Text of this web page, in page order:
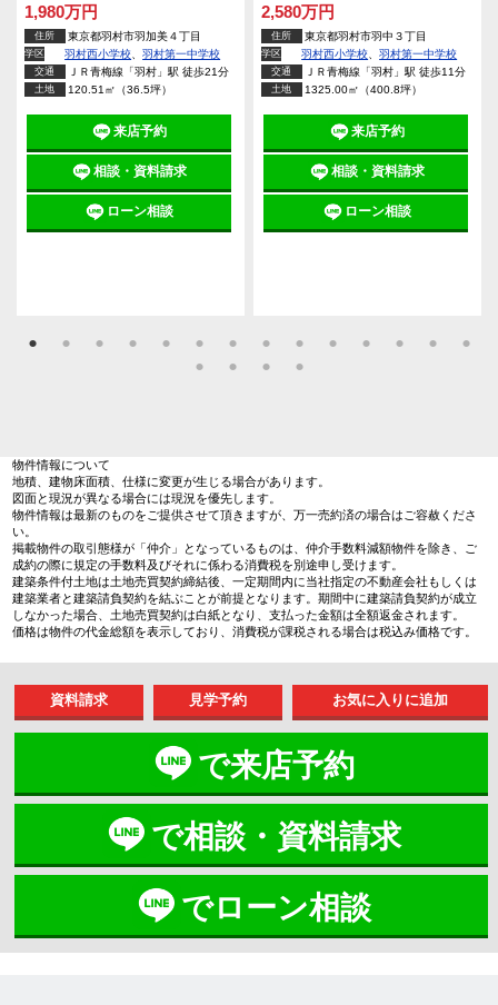
1,980万円
住所 東京都羽村市羽加美４丁目
学区 羽村西小学校 、羽村第一中学校
交通 ＪＲ青梅線「羽村」駅 徒歩21分
土地 120.51㎡（36.5坪）
来店予約
相談・資料請求
ローン相談
2,580万円
住所 東京都羽村市羽中３丁目
学区 羽村西小学校 、羽村第一中学校
交通 ＪＲ青梅線「羽村」駅 徒歩11分
土地 1325.00㎡（400.8坪）
来店予約
相談・資料請求
ローン相談
物件情報について
地積、建物床面積、仕様に変更が生じる場合があります。
図面と現況が異なる場合には現況を優先します。
物件情報は最新のものをご提供させて頂きますが、万一売約済の場合はご容赦くださ
い。
掲載物件の取引態様が「仲介」となっているものは、仲介手数料減額物件を除き、ご
成約の際に規定の手数料及びそれに係わる消費税を別途申し受けます。
建築条件付土地は土地売買契約締結後、一定期間内に当社指定の不動産会社もしくは
建築業者と建築請負契約を結ぶことが前提となります。期間中に建築請負契約が成立
しなかった場合、土地売買契約は白紙となり、支払った金額は全額返金されます。
価格は物件の代金総額を表示しており、消費税が課税される場合は税込み価格です。
資料請求 見学予約
で来店予約
で相談・資料請求
でローン相談